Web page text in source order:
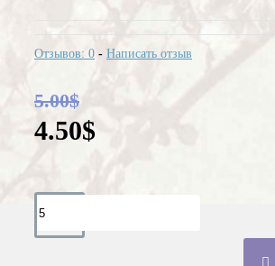
Отзывов: 0 - Написать отзыв
5.00$
4.50$